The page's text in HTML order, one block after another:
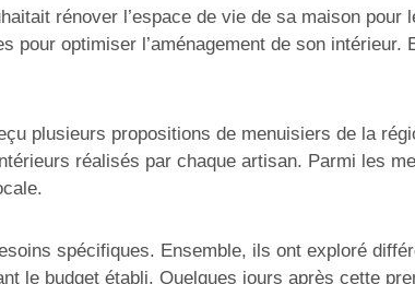
rénover l’espace de vie de sa maison
optimiser l’aménagement de son intérieur.
plusieurs propositions de menuisiers de la
réalisés par chaque artisan. Parmi les
spécifiques. Ensemble, ils ont exploré
le budget établi. Quelques jours après cette